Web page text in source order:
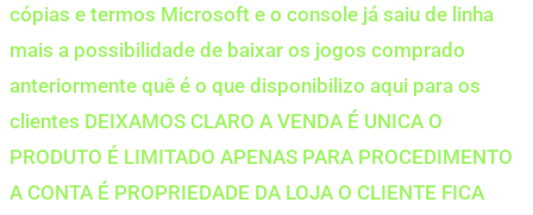
cópias e termos Microsoft e o console já saiu de linha
mais a possibilidade de baixar os jogos comprado
anteriormente quê é o que disponibilizo aqui para os
clientes DEIXAMOS CLARO A VENDA É UNICA O
PRODUTO É LIMITADO APENAS PARA PROCEDIMENTO
A CONTA É PROPRIEDADE DA LOJA O CLIENTE FICA